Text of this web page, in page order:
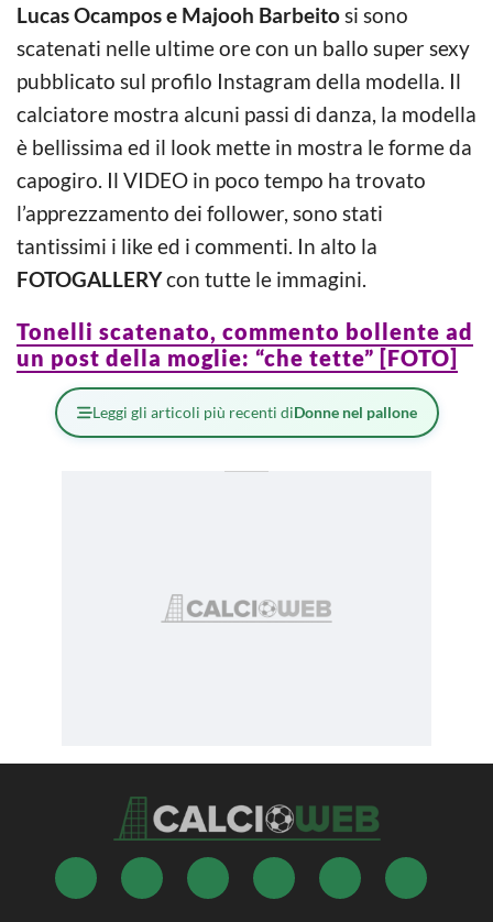
Lucas Ocampos e Majooh Barbeitosi sono
scatenati nelle ultime ore con un ballo super sexy
pubblicato sul profilo Instagram della modella. Il
calciatore mostra alcuni passi di danza, la modella
è bellissima ed il look mette in mostra le forme da
capogiro. Il VIDEO in poco tempo ha trovato
l’apprezzamento dei follower, sono stati
tantissimi i like ed i commenti. In alto la
FOTOGALLERYcon tutte le immagini.
Tonelli scatenato, commento bollente ad
un post della moglie: “che tette” [FOTO]
Leggi gli articoli più recenti diDonne nel pallone